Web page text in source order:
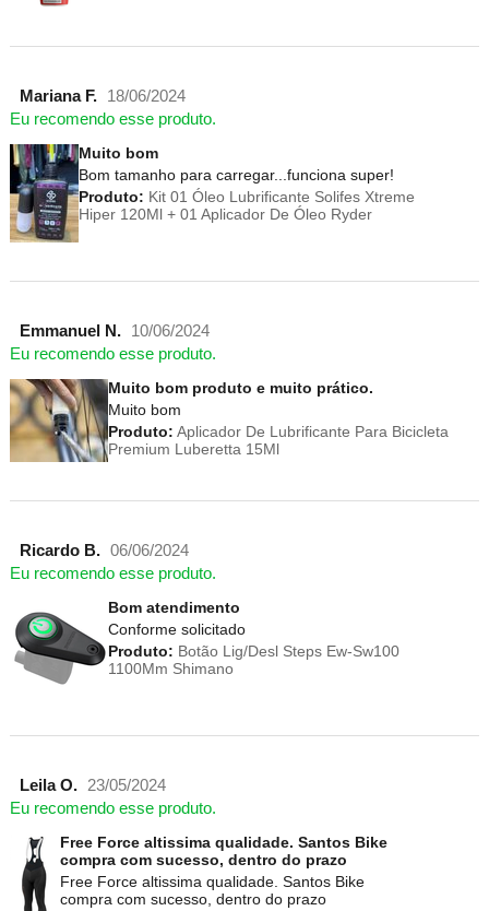
Mariana F.
18/06/2024
Eu recomendo esse produto.
Muito bom
Bom tamanho para carregar...funciona super!
Produto: Kit 01 Óleo Lubrificante Solifes Xtreme
Hiper 120Ml + 01 Aplicador De Óleo Ryder
Emmanuel N.
10/06/2024
Eu recomendo esse produto.
Muito bom produto e muito prático.
Muito bom
Produto: Aplicador De Lubrificante Para Bicicleta
Premium Luberetta 15Ml
Ricardo B. 06/06/2024
Eu recomendo esse produto.
Bom atendimento
Conforme solicitado
Produto: Botão Lig/Desl Steps Ew-Sw100
1100Mm Shimano
Leila O.
23/05/2024
Eu recomendo esse produto.
Free Force altissima qualidade. Santos Bike
compra com sucesso, dentro do prazo
Free Force altissima qualidade. Santos Bike
compra com sucesso, dentro do prazo